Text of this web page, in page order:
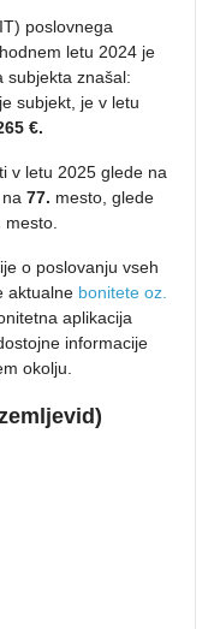
poslovnega
letu 2024 je
subjekta znašal:
subjekt, je v letu
€.
v letu 2025 glede na
77. mesto, glede
mesto.
o poslovanju vseh
aktualne bonitete oz.
aplikacija
informacije
okolju.